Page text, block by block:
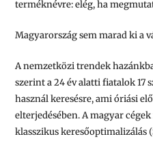
terméknévre: elég, ha
Magyarország sem marad ki a
A nemzetközi trendek
szerint a 24 év alatti fiatalok 17
használ keresésre, ami óriási
elterjedésében. A magyar
klasszikus keresőoptimalizálás